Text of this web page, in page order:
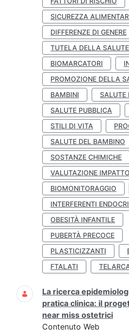
SICUREZZA
DIFFERENZE DI GENERE
TUTELA DELLA SALUTE
BIOMARCATORI
PROMOZIONE DELLA
BAMBINI
SALUTE
SALUTE PUBBLICA
STILI DI VITA
SALUTE DEL BAMBINO
SOSTANZE CHIMICHE
VALUTAZIONE
BIOMONITORAGGIO
INTERFERENTI
OBESITÀ INFANTILE
PUBERTÀ PRECOCE
PLASTICIZZANTI
FTALATI
La ricerca
pratica clinica: il
near miss ostetrici
Contenuto Web